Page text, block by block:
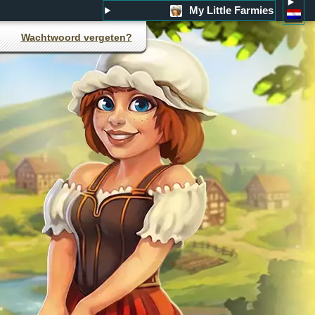
My Little Farmies
Wachtwoord vergeten?